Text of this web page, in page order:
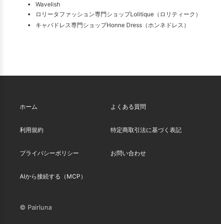
Wavelish
ロリータファッション専門ショップLolitique（ロリティーク）
キャバドレス専門ショップHonne Dress（ホンネドレス）
ホーム よくある質問
利用規約 特定商取引法に基づく表記
プライバシーポリシー お問い合わせ
AIから接続する（MCP）
© Pairluna